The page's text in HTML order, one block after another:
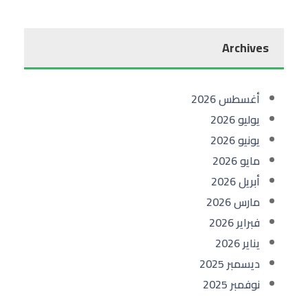
Archives
أغسطس 2026
يوليو 2026
يونيو 2026
مايو 2026
أبريل 2026
مارس 2026
فبراير 2026
يناير 2026
ديسمبر 2025
نوفمبر 2025